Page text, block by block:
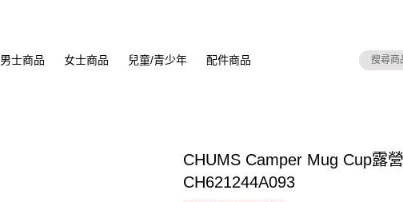
男士商品 女士商品 兒童/青少年 配件商品
CHUMS Camper Mug Cup露
CH621244A093